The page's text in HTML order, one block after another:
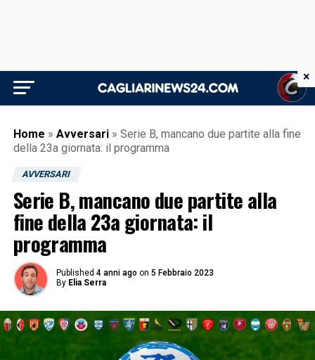
Home » Avversari » Serie B, mancano due partite alla fine
della 23a giornata: il programma
AVVERSARI
Serie B, mancano due partite alla
fine della 23a giornata: il
programma
Published 4 anni ago on 5 Febbraio 2023
By Elia Serra
×